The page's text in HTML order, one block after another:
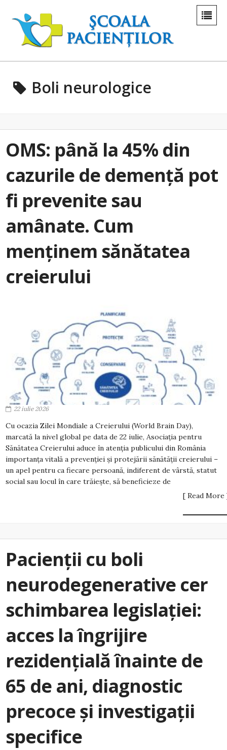
Boli neurologice
OMS: până la 45% din
cazurile de demență pot
fi prevenite sau
amânate. Cum
menținem sănătatea
creierului
22 iulie 2026
Cu ocazia Zilei Mondiale a Creierului (World Brain Day),
marcată la nivel global pe data de 22 iulie, Asociația pentru
Sănătatea Creierului aduce în atenția publicului din România
importanța vitală a prevenției și protejării sănătății creierului –
un apel pentru ca fiecare persoană, indiferent de vârstă, statut
social sau locul în care trăiește, să beneficieze de
[ Read More
Pacienții cu boli
neurodegenerative cer
schimbarea legislației:
acces la îngrijire
rezidențială înainte de
65 de ani, diagnostic
precoce și investigații
specifice